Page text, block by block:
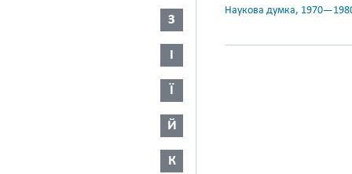
З
І
Ї
Й
К
Наукова думка,